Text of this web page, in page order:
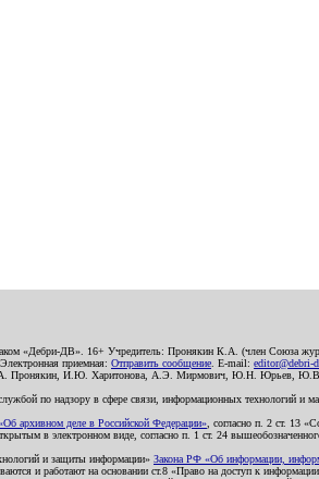
«Дебри-ДВ». 16+ Учредитель: Пронякин К.А. (член Союза
приемная: Отправить сообщение . E-mail: editor@debri-
К.А. Пронякин, И.Ю. Харитонова, А.Э. Мирмович, Ю.Н.
по надзору в сфере связи, информационных технологий и
архивном деле в Российской Федерации» , согласно п. 2 ст. 13
в электронном виде, согласно п. 1 ст. 24
и защиты информации» Закона РФ «Об информации,
и работают на основании ст.8 «Право на доступ к